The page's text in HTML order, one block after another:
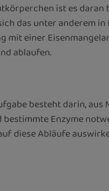
ist es
das unter anderem
einer
ablaufen.
besteht darin,
Enzyme
diese Abläufe